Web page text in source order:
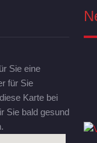
Sie eine
für Sie
Karte bei
Sie bald gesund